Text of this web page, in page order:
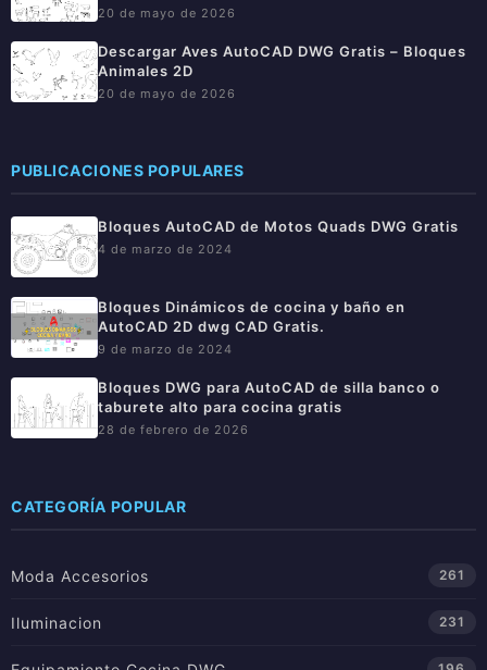
20 de mayo de 2026
Descargar Aves AutoCAD DWG Gratis – Bloques
Animales 2D
20 de mayo de 2026
PUBLICACIONES POPULARES
Bloques AutoCAD de Motos Quads DWG Gratis
4 de marzo de 2024
Bloques Dinámicos de cocina y baño en
AutoCAD 2D dwg CAD Gratis.
9 de marzo de 2024
Bloques DWG para AutoCAD de silla banco o
taburete alto para cocina gratis
28 de febrero de 2026
CATEGORÍA POPULAR
Moda Accesorios 261
Iluminacion 231